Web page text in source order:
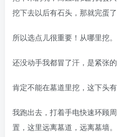
挖下去以后有石头，那就完蛋了
所以选点儿很重要！从哪里挖。
还没动手我都冒了汗，是紧张的
肯定不能在墓道里挖，这下头有
我跑出去，打着手电快速环顾
置，这里远离墓道，远离墓墙。